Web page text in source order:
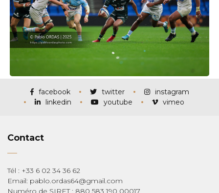
facebook twitter
instagram
linkedin
youtube vimeo
Contact
Tél : +33 6 02 34 36 62
Email: pablo.ordas64@gmail.com
Numéro de SIRET : 880 583 190 00017